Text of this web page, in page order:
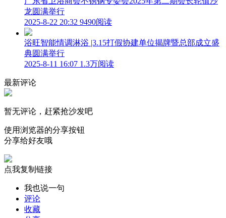
龙圆满举行
2025-8-22 20:32 9490阅读
浴旺智能情调淋浴 |3.15打假协建单位揭牌暨总部成立盛
典圆满举行
2025-8-11 16:07 1.3万阅读
最新评论
暂无评论，赶紧抢沙发吧
使用浏览器的分享按钮
分享给好友哦
点我复制链接
我也说一句
评论
收藏